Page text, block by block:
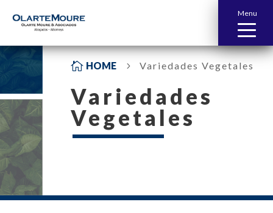
Menu
 HOME 5 Variedades Vegetales
Variedades
Vegetales